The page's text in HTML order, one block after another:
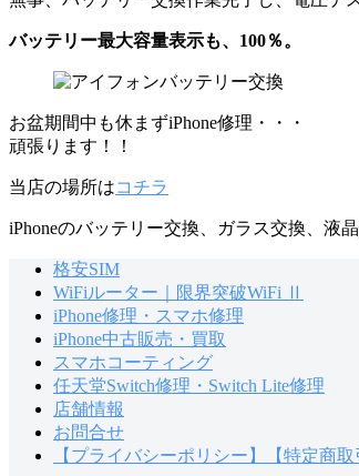
バッテリー最大容量表示も、100％。
お盆期間中も休まずiPhone修理・・・
頑張ります！！
当店の場所はコチラ
iPhoneのバッテリー交換、ガラス交換、液
格安SIM
WiFiルーター｜限界突破WiFi Ⅱ
iPhone修理・スマホ修理
iPhone中古販売・買取
スマホコーティング
任天堂Switch修理・Switch Lite修理
店舗情報
お問合せ
【プライバシーポリシー】【特定商